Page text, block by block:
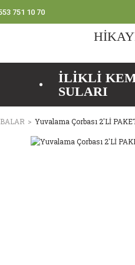
751 10 70
İLİKLİ
SULARI
Yuvalama Çorbası 2'Lİ